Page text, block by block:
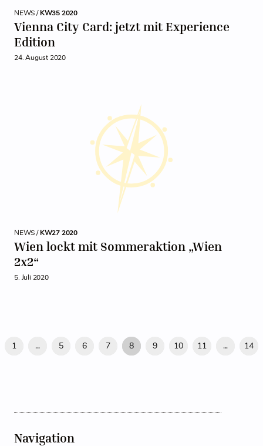
NEWS /KW35 2020
Vienna City Card: jetzt mit Experience
Edition
24. August 2020
NEWS /KW27 2020
Wien lockt mit Sommeraktion „Wien
2x2“
5. Juli 2020
1 ... 5 6 7 8 9 10 11 ... 14
Navigation